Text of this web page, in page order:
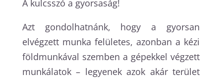
A kulcsszó a gyorsaság!
Azt gondolhatnánk, hogy a gyorsan
elvégzett munka felületes, azonban a kézi
földmunkával szemben a gépekkel végzett
munkálatok – legyenek azok akár terület